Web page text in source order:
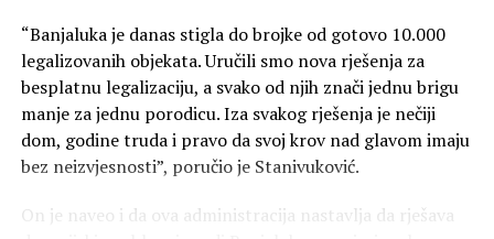
“Banjaluka je danas stigla do brojke od gotovo 10.000
legalizovanih objekata. Uručili smo nova rješenja za
besplatnu legalizaciju, a svako od njih znači jednu brigu
manje za jednu porodicu. Iza svakog rješenja je nečiji
dom, godine truda i pravo da svoj krov nad glavom imaju
bez neizvjesnosti”, poručio je Stanivuković.
On je naveo i da ova administracija nastavlja da rješava